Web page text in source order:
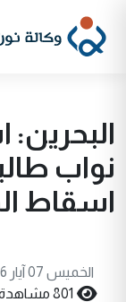
نواب
اسقاط
الخميس 07 آيار 2026
801 مشاهدة